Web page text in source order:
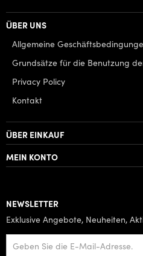
ÜBER UNS
Allgemeine
Grundsätze für die Benutzung
Privacy Policy
Kontakt
ÜBER EINKAUF
MEIN KONTO
NEWSLETTER
Exklusive Angebote, Neuheiten,